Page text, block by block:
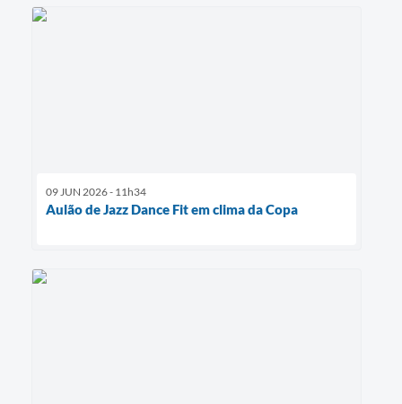
09 JUN 2026 - 11h34
Aulão de Jazz Dance Fit em clima da Copa